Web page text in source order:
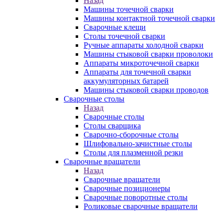
Машины точечной сварки
Машины контактной точечной сварки
Сварочные клещи
Столы точечной сварки
Ручные аппараты холодной сварки
Машины стыковой сварки проволоки
Аппараты микроточечной сварки
Аппараты для точечной сварки
аккумуляторных батарей
Машины стыковой сварки проводов
Сварочные столы
Назад
Сварочные столы
Столы сварщика
Сварочно-сборочные столы
Шлифовально-зачистные столы
Столы для плазменной резки
Сварочные вращатели
Назад
Сварочные вращатели
Сварочные позиционеры
Сварочные поворотные столы
Роликовые сварочные вращатели